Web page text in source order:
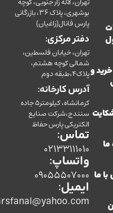
بوشهری، پلاک 36، بازرگانی
پارس فانال(زاغیان)
دفتر مرکزی:
تهران، خیابان فلسطین،
شمالی کوچه هشتم،
پلاک4،طبقه دوم
آدرس کارخانه:
کرمانشاه، کیلومتر5 جاده
سنندج،شرکت صنایع
الکتریکی پارس حفاظ
تماس:
02133111010
واتساپ:
09055507000
ایمیل:
co.parsfanal@yahoo.com